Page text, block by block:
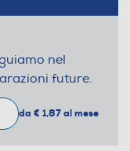
nel
future.
da € 1,87 al mese